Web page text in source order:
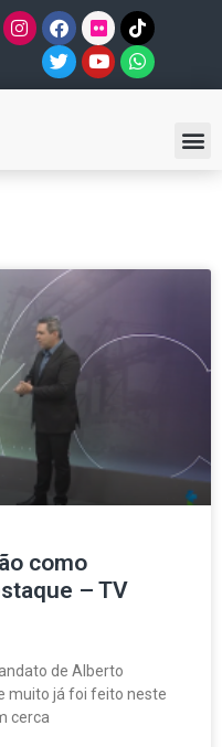
como
– TV
de Alberto
muito já foi feito neste
cerca